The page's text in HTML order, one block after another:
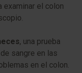
examinar el colon
, una prueba
sangre en las
en el colon.